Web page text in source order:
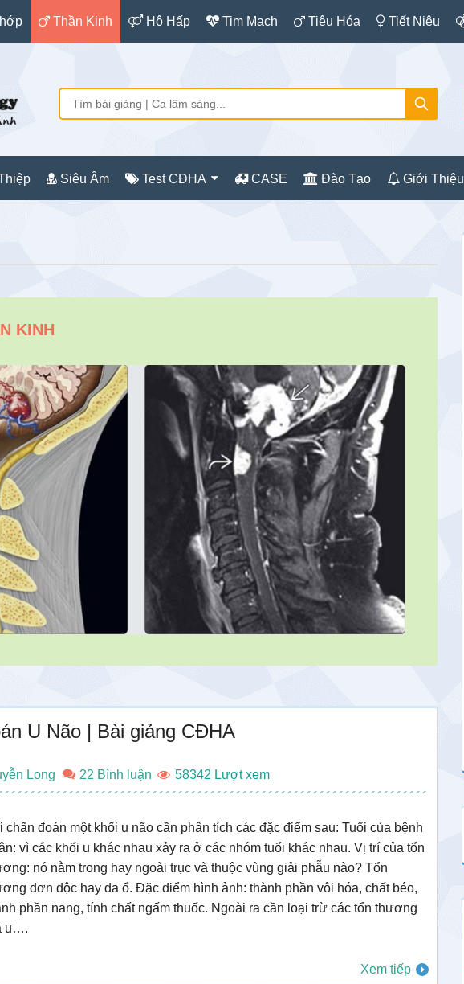
Thần Kinh Hô Hấp Tim Mạch Tiêu Hóa Tiết Niệu
Siêu Âm Test CĐHA CASE Đào Tạo Giới Thiệu
KINH
U Não | Bài giảng CĐHA
Long 22 Bình luận 58342
chẩn đoán một khối u não cần phân tích các đặc điểm sau: Tuổi của bệnh
vì các khối u khác nhau xảy ra ở các nhóm tuổi khác nhau. Vị trí của tổn
nó nằm trong hay ngoài trục và thuộc vùng giải phẫu nào? Tổn
đơn độc hay đa ổ. Đặc điểm hình ảnh: thành phần vôi hóa, chất béo,
phần nang, tính chất ngấm thuốc. Ngoài ra cần loại trừ các tổn thương
u….
Xem tiếp